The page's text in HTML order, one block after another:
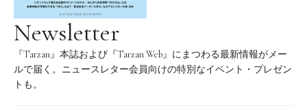
Newsletter
『Tarzan』本誌および『Tarzan Web』にまつわる最新情報がメー
ルで届く。ニュースレター会員向けの特別なイベント・プレゼン
トも。